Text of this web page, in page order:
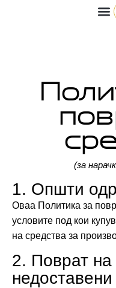
(за
1. Општи
Оваа Политика за
условите под кои
на средства за
2. Поврат на